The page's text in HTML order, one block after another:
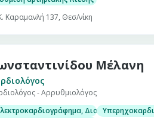
Καραμανλή 137, Θεσ/νίκη
Μέλανη
- Αρρυθμιολόγος
Διοισοφάγειο